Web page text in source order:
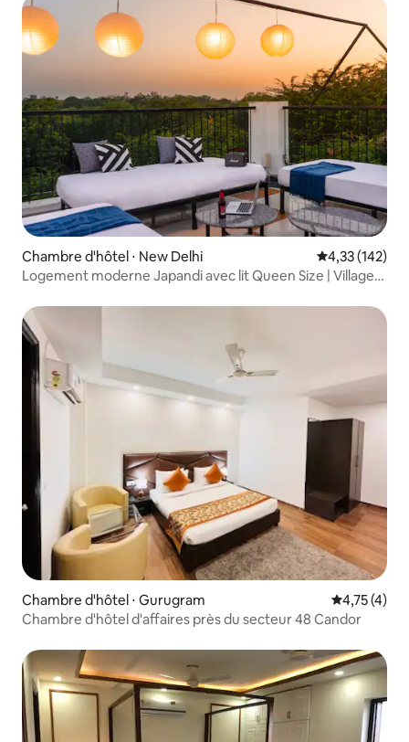
Chambre d'hôtel ⋅ New Delhi Évaluation
4,33 (142)
Logement moderne Japandi avec lit Queen Size | Village
Chambre d'hôtel ⋅ Gurugram Évaluation
4,75 (4)
Chambre d'hôtel d'affaires près du secteur 48 Candor